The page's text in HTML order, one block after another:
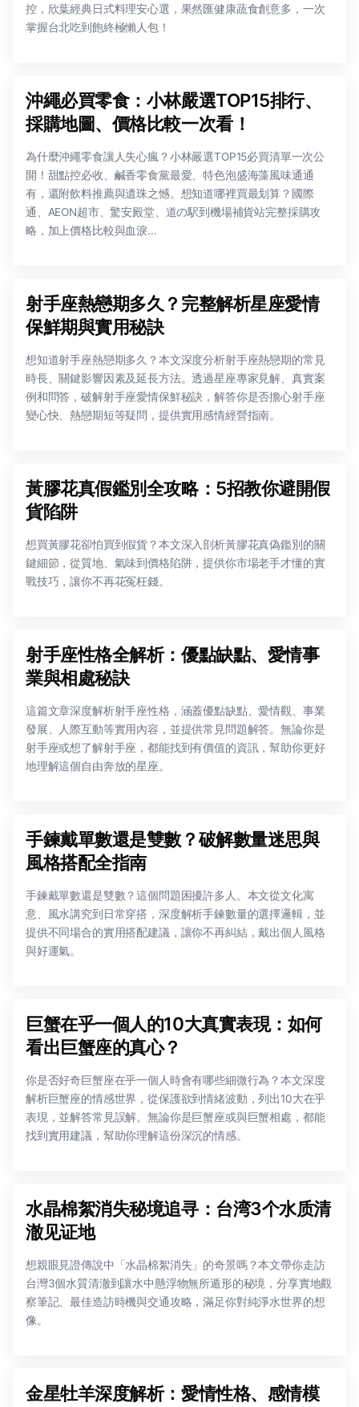
控，欣葉經典日式料理安心選，果然匯健康蔬食創意多，一次
掌握台北吃到飽終極懶人包！
沖繩必買零食：小林嚴選TOP15排行、
採購地圖、價格比較一次看！
為什麼沖繩零食讓人失心瘋？小林嚴選TOP15必買清單一次公
開！甜點控必收、鹹香零食黨最愛、特色泡盛海藻風味通通
有，還附飲料推薦與遺珠之憾。想知道哪裡買最划算？國際
通、AEON超市、驚安殿堂、道の駅到機場補貨站完整採購攻
略，加上價格比較與血淚...
射手座熱戀期多久？完整解析星座愛情
保鮮期與實用秘訣
想知道射手座熱戀期多久？本文深度分析射手座熱戀期的常見
時長、關鍵影響因素及延長方法。透過星座專家見解、真實案
例和問答，破解射手座愛情保鮮秘訣，解答你是否擔心射手座
變心快、熱戀期短等疑問，提供實用感情經營指南。
黃膠花真假鑑別全攻略：5招教你避開假
貨陷阱
想買黃膠花卻怕買到假貨？本文深入剖析黃膠花真偽鑑別的關
鍵細節，從質地、氣味到價格陷阱，提供你市場老手才懂的實
戰技巧，讓你不再花冤枉錢。
射手座性格全解析：優點缺點、愛情事
業與相處秘訣
這篇文章深度解析射手座性格，涵蓋優點缺點、愛情觀、事業
發展、人際互動等實用內容，並提供常見問題解答。無論你是
射手座或想了解射手座，都能找到有價值的資訊，幫助你更好
地理解這個自由奔放的星座。
手鍊戴單數還是雙數？破解數量迷思與
風格搭配全指南
手鍊戴單數還是雙數？這個問題困擾許多人。本文從文化寓
意、風水講究到日常穿搭，深度解析手鍊數量的選擇邏輯，並
提供不同場合的實用搭配建議，讓你不再糾結，戴出個人風格
與好運氣。
巨蟹在乎一個人的10大真實表現：如何
看出巨蟹座的真心？
你是否好奇巨蟹座在乎一個人時會有哪些細微行為？本文深度
解析巨蟹座的情感世界，從保護欲到情緒波動，列出10大在乎
表現，並解答常見誤解。無論你是巨蟹座或與巨蟹相處，都能
找到實用建議，幫助你理解這份深沉的情感。
水晶棉絮消失秘境追寻：台湾3个水质清
澈见证地
想親眼見證傳說中「水晶棉絮消失」的奇景嗎？本文帶你走訪
台灣3個水質清澈到讓水中懸浮物無所遁形的秘境，分享實地觀
察筆記、最佳造訪時機與交通攻略，滿足你對純淨水世界的想
像。
金星牡羊深度解析：愛情性格、感情模